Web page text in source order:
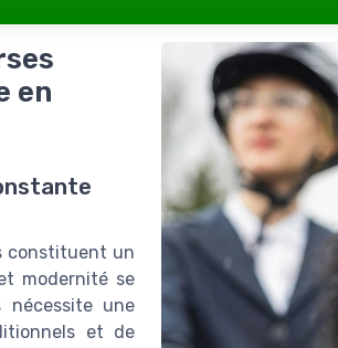
en
constituent un
modernité se
nécessite une
et de